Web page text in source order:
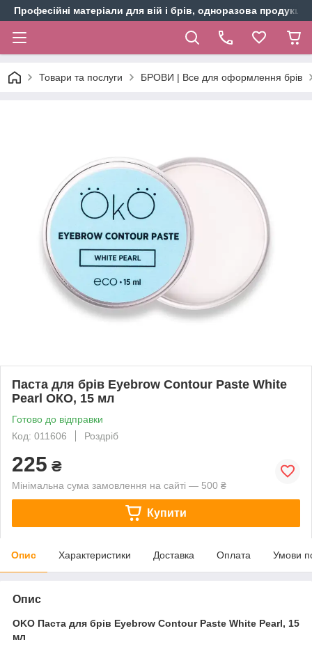
Професійні матеріали для вій і брів, одноразова продукція
Товари та послуги БРОВИ | Все для оформлення брів
Паста для брів Eyebrow Contour Paste White
Pearl ОКО, 15 мл
Готово до відправки
Код: 011606
Роздріб
225 ₴
Мінімальна сума замовлення на сайті — 500 ₴
Купити
Опис Характеристики Доставка Оплата Умови
Опис
OKO Паста для брів Eyebrow Contour Paste White Pearl, 15
мл